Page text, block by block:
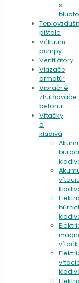
s
pištole
Vákuum
pumpy
Ventilátory
Viazače
armatúr
Vibračné
zhutňovače
betónu
Vŕtačky
a
kladivá